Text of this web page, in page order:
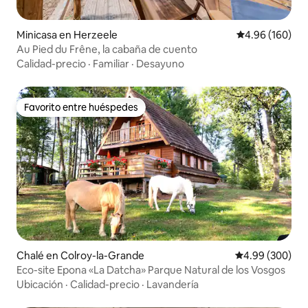
Minicasa en Herzeele Calificación
4.96 (160)
Au Pied du Frêne, la cabaña de cuento
Calidad-precio · Familiar · Desayuno
Favorito entre huéspedes
Favorito entre huéspedes
Chalé en Colroy-la-Grande Calificación
4.99 (300)
Eco-site Epona «La Datcha» Parque Natural de los Vosgos
Ubicación · Calidad-precio · Lavandería